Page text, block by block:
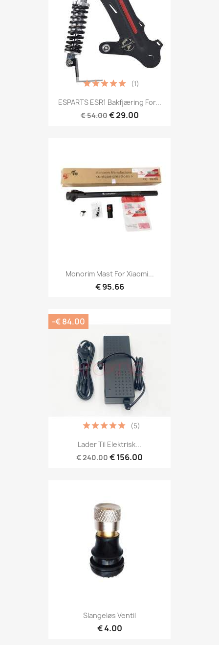
ESPARTS ESR1 Bakfjæring For...
€ 54.00€ 29.00
(1)
Monorim Mast For Xiaomi...
€ 95.66
Lader Til Elektrisk...
€ 240.00€ 156.00
(5)
-€ 84.00
Slangeløs Ventil
€ 4.00